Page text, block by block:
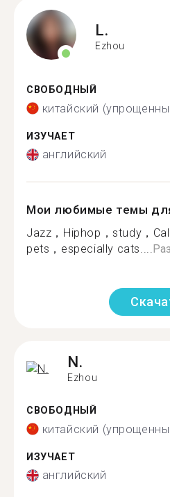
L.
Ezhou
СВОБОДНЫЙ
китайский
ИЗУЧАЕТ
английский
Мои любимые темы
Jazz，Hiphop，study，
pets，especially cats....
N.
Ezhou
СВОБОДНЫЙ
китайский
ИЗУЧАЕТ
английский